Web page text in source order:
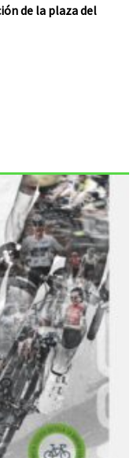
de la plaza del